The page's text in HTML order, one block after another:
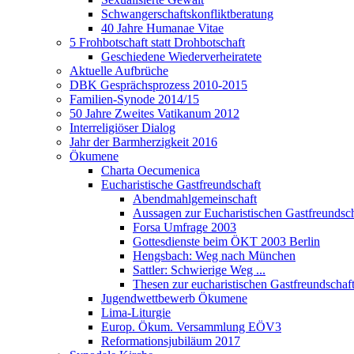
Schwangerschaftskonfliktberatung
40 Jahre Humanae Vitae
5 Frohbotschaft statt Drohbotschaft
Geschiedene Wiederverheiratete
Aktuelle Aufbrüche
DBK Gesprächsprozess 2010-2015
Familien-Synode 2014/15
50 Jahre Zweites Vatikanum 2012
Interreligiöser Dialog
Jahr der Barmherzigkeit 2016
Ökumene
Charta Oecumenica
Eucharistische Gastfreundschaft
Abendmahlgemeinschaft
Aussagen zur Eucharistischen
Forsa Umfrage 2003
Gottesdienste beim ÖKT 2003 Berlin
Hengsbach: Weg nach München
Sattler: Schwierige Weg ...
Thesen zur eucharistischen Gastfreundschaft
Jugendwettbewerb Ökumene
Lima-Liturgie
Europ. Ökum. Versammlung EÖV3
Reformationsjubiläum 2017